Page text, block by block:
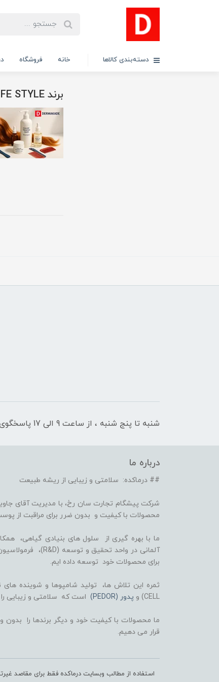
دسته‌بندی کالاها خانه فروشگاه
برند LIFE STYLE
شنبه تا پنج شنبه ، از ساعت 9 الی 17 پاسخگوی شما هستیم
درباره ما
## درماکده: سلامتی و زیبایی از ریشه طبیعت
شرکت پیشگام تجارت سان رخ، با مدیریت آقای
محصولات با کیفیت و بدون ضرر برای مراقبت از
برای محصولات خود توسعه داده ایم.
CELL) و
پدور (PEDOR) است که سلامتی و زیبایی
ما محصولات با کیفیت خود و دیگر برندها را بدون
قرار می دهیم.
استفاده از مطالب وبسایت درماکده فقط برای مقاصد